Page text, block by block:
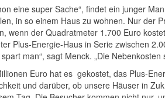
eine super Sache“, findet ein junger
in so einem Haus zu wohnen. Nur der
wenn der Quadratmeter 1.700 Euro
Plus-Energie-Haus in Serie zwischen
man“, sagt Menck. „Die
Euro hat es gekostet, das Plus-
und darüber, ob unsere Häuser in